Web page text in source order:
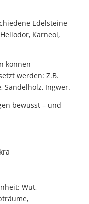
Edelsteine
Karneol,
können
werden: Z.B.
Sandelholz, Ingwer.
bewusst – und
Wut,